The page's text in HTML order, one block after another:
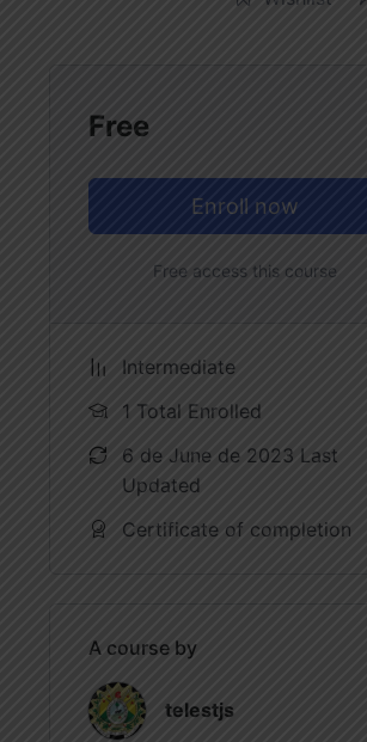
Free
Enroll now
Free access this course
Intermediate
1 Total Enrolled
6 de June de 2023 Last
Updated
Certificate of completion
A course by
telestjs